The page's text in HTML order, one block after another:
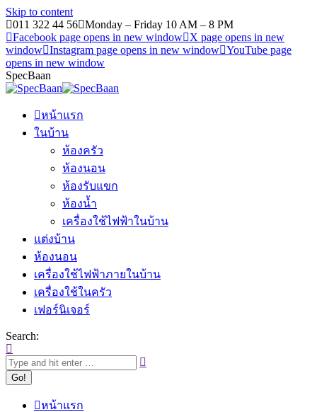
Skip to content
011 322 44 56 Monday – Friday 10 AM – 8 PM
Facebook page opens in new window
X page opens in new
window Instagram page opens in new window YouTube page
opens in new window
SpecBaan
หน้าแรก
ในบ้าน
ห้องครัว
ห้องนอน
ห้องรับแขก
ห้องน้ำ
เครื่องใช้ไฟฟ้าในบ้าน
แต่งบ้าน
ห้องนอน
เครื่องใช้ไฟฟ้าภายในบ้าน
เครื่องใช้ในครัว
เฟอร์นิเจอร์
Search:
หน้าแรก